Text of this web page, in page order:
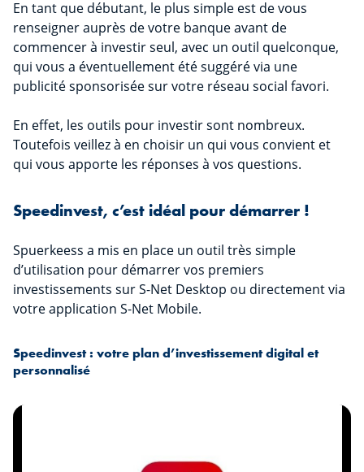
En tant que débutant, le plus simple est de vous
renseigner auprès de votre banque avant de
commencer à investir seul, avec un outil quelconque,
qui vous a éventuellement été suggéré via une
publicité sponsorisée sur votre réseau social favori.
En effet, les outils pour investir sont nombreux.
Toutefois veillez à en choisir un qui vous convient et
qui vous apporte les réponses à vos questions.
Speedinvest, c’est idéal pour démarrer !
Spuerkeess a mis en place un outil très simple
d’utilisation pour démarrer vos premiers
investissements sur S-Net Desktop ou directement via
votre application S-Net Mobile.
Speedinvest : votre plan d’investissement digital et
personnalisé